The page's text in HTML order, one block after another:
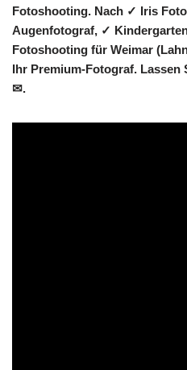
Fotoshooting. Nach ✓ Iris
Augenfotograf, ✓
Fotoshooting für Weimar
Ihr Premium-Fotograf. Lassen
✉.